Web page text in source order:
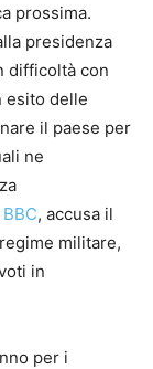
prossima.
presidenza
difficoltà con
esito delle
il paese per
ne
BBC, accusa il
militare,
in
per i